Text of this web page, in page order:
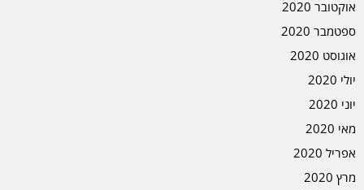
אוקטובר 2020
ספטמבר 2020
אוגוסט 2020
יולי 2020
יוני 2020
מאי 2020
אפריל 2020
מרץ 2020